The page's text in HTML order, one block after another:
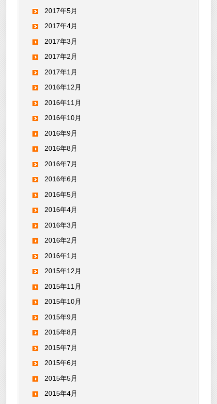
2017年5月
2017年4月
2017年3月
2017年2月
2017年1月
2016年12月
2016年11月
2016年10月
2016年9月
2016年8月
2016年7月
2016年6月
2016年5月
2016年4月
2016年3月
2016年2月
2016年1月
2015年12月
2015年11月
2015年10月
2015年9月
2015年8月
2015年7月
2015年6月
2015年5月
2015年4月